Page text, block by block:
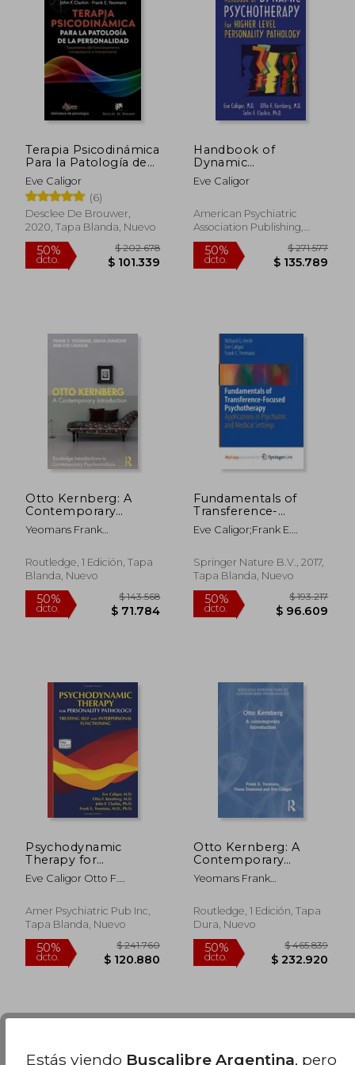
Terapia Psicodinámica
Para la Patología de
la Personalidad.
Tratamiento del
Funcionamiento
Intrapsíquico e
Interpersonal
Eve Caligor
(6)
Desclee De Brouwer,
2020, Tapa Blanda, Nuevo
Handbook of
Dynamic
Psychotherapy for
Higher Level
Pathology (en Inglés)
Eve Caligor
American Psychiatric
Association Publishing,
2007, 1 Edición, Tapa Dura,
Nuevo
50%
dcto.
Otto Kernberg: A
Contemporary
Introduction
(Routledge
Contemporary
Psychoanalysis) (en
Yeomans Frank
Eve
Routledge, 1 Edición, Tapa
Blanda, Nuevo
50%
dcto. $ 71.784
Fundamentals of
Transference-
Focused
Psychotherapy (en
Eve Caligor;Frank E.
Springer Nature B.V., 2017,
Tapa Blanda, Nuevo
Psychodynamic
Therapy for
Personality
Pathology: Treating
Interpersonal
Functioning (en
Eve Caligor Otto F.
Frank E. Yeomans
Amer Psychiatric Pub Inc,
Tapa Blanda, Nuevo
Otto Kernberg: A
Contemporary
Introduction
(Routledge
Contemporary
Psychoanalysis) (en
Yeomans Frank
Eve
Routledge, 1 Edición, Tapa
Dura, Nuevo
la Búsquedasin exigir que estén presentes todos
Estás viendo Buscalibre Argentina, pero